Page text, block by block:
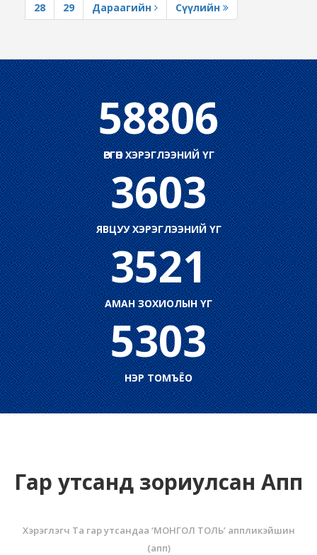
28
29 Дараагийн Сүүлийн
58806
ӨРГӨН ХЭРЭГЛЭЭНИЙ ҮГ
3603
ЯВЦУУ ХЭРЭГЛЭЭНИЙ ҮГ
3521
АМАН ЗОХИОЛЫН ҮГ
5303
НЭР ТОМЪЁО
Гар утсанд зориулсан Апп
Хэрэглэгч Та гар утсандаа ‘МОНГОЛ ТОЛЬ’ аппликэйшин
(aпп)